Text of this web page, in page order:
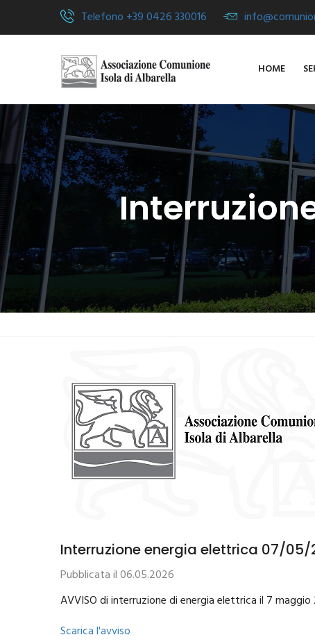
Telefono +39 0426 330016
HOME
Interruzione energia elettrica 07/05/
Pubblicata il 06.05.2026
AVVISO di interruzione di energia elettrica il 7 maggio
​Scarica l'avviso